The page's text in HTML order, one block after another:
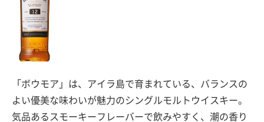
「ボウモア」は、アイラ島で育まれている、バランスの
よい優美な味わいが魅力のシングルモルトウイスキー。
気品あるスモーキーフレーバーで飲みやすく、潮の香り